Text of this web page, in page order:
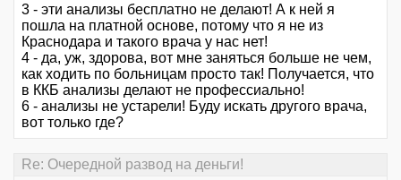
3 - эти анализы бесплатно не делают! А к ней я
пошла на платной основе, потому что я не из
Краснодара и такого врача у нас нет!
4 - да, уж, здорова, вот мне заняться больше не чем,
как ходить по больницам просто так! Получается, что
в ККБ анализы делают не профессиально!
6 - анализы не устарели! Буду искать другого врача,
вот только где?
Re: Очередной развод на деньги!